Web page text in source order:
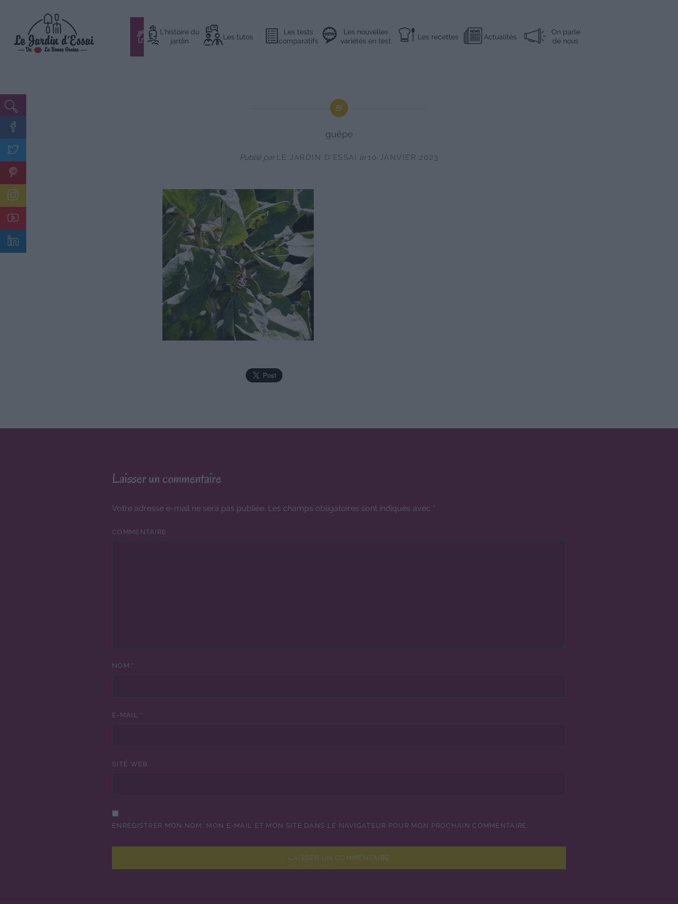
contenu
#
L’histoire du
jardin
Les tutos
Les tests
comparatifs
Les nouvelles
variétés en test
Les recettes Actualités
On parle
de nous
guêpe
Publié parLE JARDIN D'ESSAI le 10 JANVIER 2023
Laisser un commentaire
Votre adresse e-mail ne sera pas publiée. Les champs obligatoires sont indiqués avec *
COMMENTAIRE
NOM *
E-MAIL *
SITE WEB
ENREGISTRER MON NOM, MON E-MAIL ET MON SITE DANS LE NAVIGATEUR POUR MON PROCHAIN COMMENTAIRE.